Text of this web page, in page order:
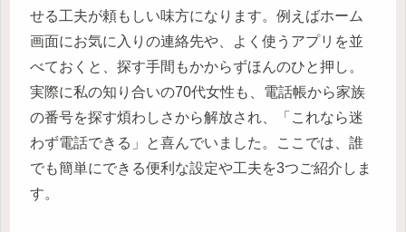
せる工夫が頼もしい味方になります。例えばホーム
画面にお気に入りの連絡先や、よく使うアプリを並
べておくと、探す手間もかからずほんのひと押し。
実際に私の知り合いの70代女性も、電話帳から家族
の番号を探す煩わしさから解放され、「これなら迷
わず電話できる」と喜んでいました。ここでは、誰
でも簡単にできる便利な設定や工夫を3つご紹介しま
す。